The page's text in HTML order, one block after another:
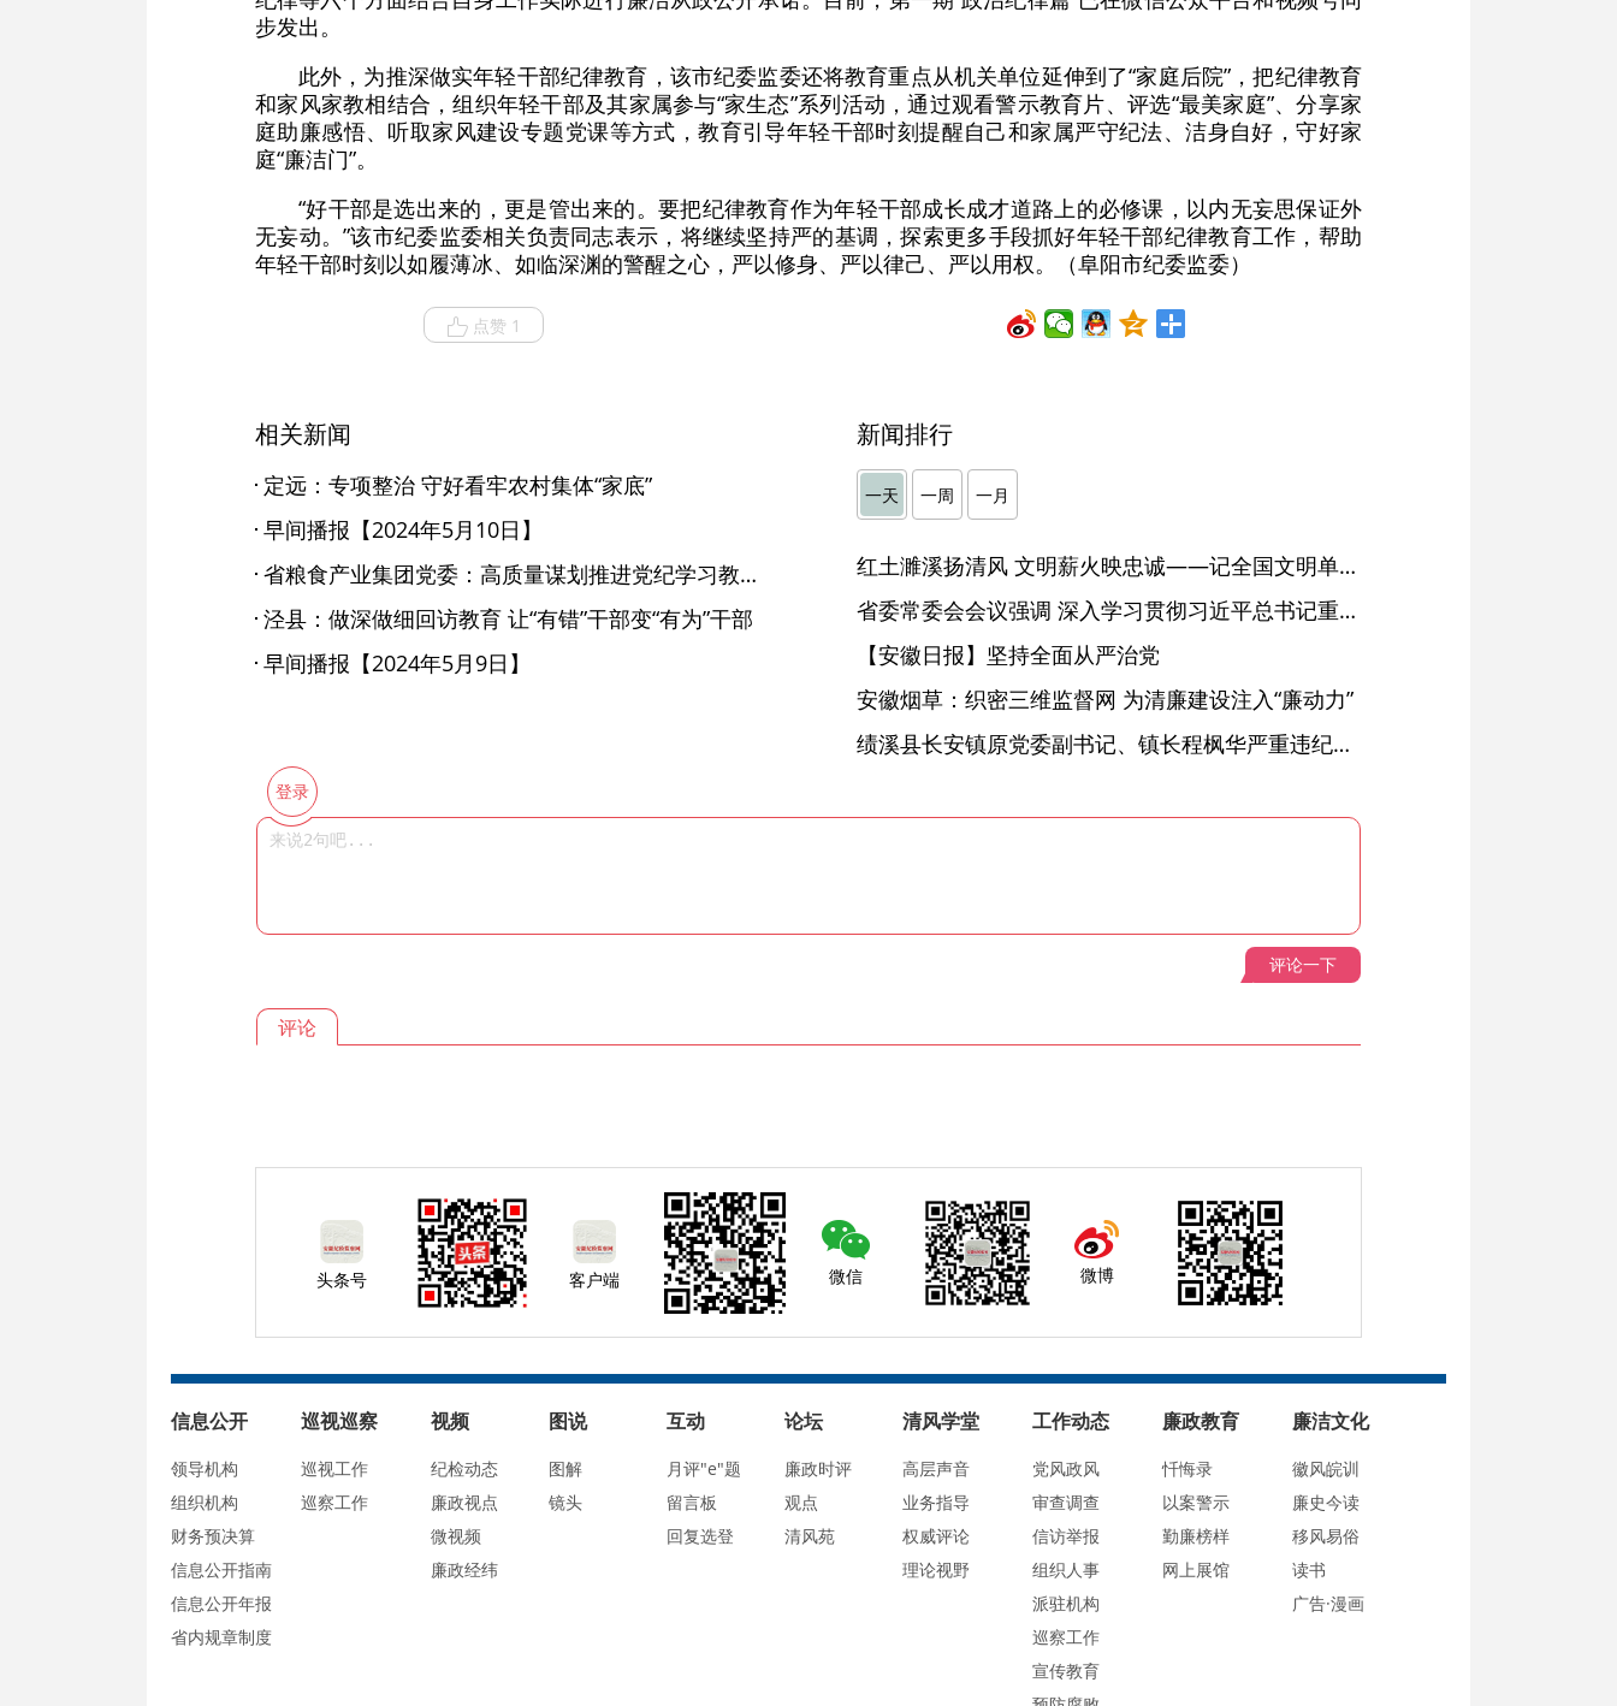
步发出。
此外，为推深做实年轻干部纪律教育，该市纪委监委还将教育重点从机关单位延伸到了“家庭后院”，把纪律教育
和家风家教相结合，组织年轻干部及其家属参与“家生态”系列活动，通过观看警示教育片、评选“最美家庭”、分享家
庭助廉感悟、听取家风建设专题党课等方式，教育引导年轻干部时刻提醒自己和家属严守纪法、洁身自好，守好家
庭“廉洁门”。
“好干部是选出来的，更是管出来的。要把纪律教育作为年轻干部成长成才道路上的必修课，以内无妄思保证外
无妄动。”该市纪委监委相关负责同志表示，将继续坚持严的基调，探索更多手段抓好年轻干部纪律教育工作，帮助
年轻干部时刻以如履薄冰、如临深渊的警醒之心，严以修身、严以律己、严以用权。（阜阳市纪委监委）
点赞 1
相关新闻
定远：专项整治 守好看牢农村集体“家底”
早间播报【2024年5月10日】
省粮食产业集团党委：高质量谋划推进党纪学习教育走深走实
泾县：做深做细回访教育 让“有错”干部变“有为”干部
早间播报【2024年5月9日】
新闻排行
一天 一周 一月
红土濉溪扬清风 文明薪火映忠诚——记全国文明单位、安徽省濉溪县纪委监委
省委常委会会议强调 深入学习贯彻习近平总书记重要讲话精神 以高质量党建引领高质量发展 梁言顺主持并讲话
【安徽日报】坚持全面从严治党
安徽烟草：织密三维监督网 为清廉建设注入“廉动力”
绩溪县长安镇原党委副书记、镇长程枫华严重违纪违法被开除党籍和公职
登录
评论一下
评论
头条号 客户端 微信 微博
信息公开
领导机构
组织机构
财务预决算
信息公开指南
信息公开年报
省内规章制度
巡视巡察
巡视工作
巡察工作
视频
纪检动态
廉政视点
微视频
廉政经纬
图说
图解
镜头
互动
月评"e"题
留言板
回复选登
论坛
廉政时评
观点
清风苑
清风学堂
高层声音
业务指导
权威评论
理论视野
工作动态
党风政风
审查调查
信访举报
组织人事
派驻机构
巡察工作
宣传教育
廉政教育
忏悔录
以案警示
勤廉榜样
网上展馆
廉洁文化
徽风皖训
廉史今读
移风易俗
读书
广告·漫画